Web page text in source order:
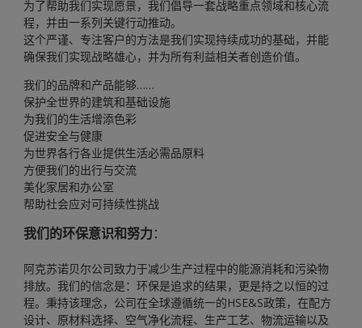
为了帮助我们实现愿景，我们倡导一套战略重点领域和核心流
程，并由一系列关键行动推动。
这个严谨、专注客户的方法是我们实现持续成功的基础，并能
确保我们实现战略雄心，并为所有利益相关者创造价值。
我们的品牌和产品能够……
保护全世界的建筑和基础设施
为我们的生活增添色彩
促进安全与健康
为世界各行各业提供生活必需品原料
方便我们的出行与交流
美化家居和办公室
帮助社会应对可持续性挑战
我们的环保意识和努力：
阿克苏诺贝尔公司致力于减少生产过程中的能源消耗和污染物
排放。我们的信念是：环保是追求的结果，更是持之以恒的过
程。秉持该理念，公司在全球遵循统一的HSE&S政策，在配方
设计、原材料选择、空气净化流程、生产工艺、物流运输以及